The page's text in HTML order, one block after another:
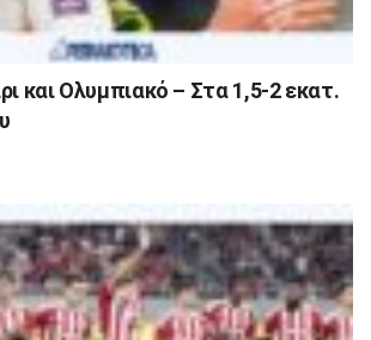
και Ολυμπιακό – Στα 1,5-2 εκατ.